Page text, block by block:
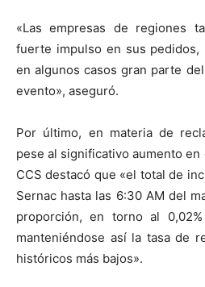
«Las empresas de regiones
fuerte impulso en sus pedidos,
en algunos casos gran parte
evento», aseguró.
Por último, en materia de
pese al significativo aumento
CCS destacó que «el total de
Sernac hasta las 6:30 AM del
proporción, en torno al
manteniéndose así la tasa de
históricos más bajos».